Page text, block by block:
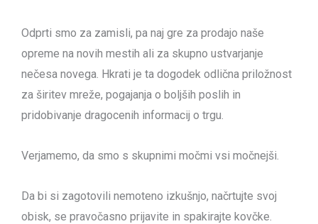
Odprti smo za zamisli, pa naj gre za prodajo naše
opreme na novih mestih ali za skupno ustvarjanje
nečesa novega. Hkrati je ta dogodek odlična priložnost
za širitev mreže, pogajanja o boljših poslih in
pridobivanje dragocenih informacij o trgu.
Verjamemo, da smo s skupnimi močmi vsi močnejši.
Da bi si zagotovili nemoteno izkušnjo, načrtujte svoj
obisk, se pravočasno prijavite in spakirajte kovčke.